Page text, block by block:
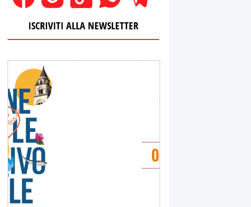
ISCRIVITI ALLA NEWSLETTER